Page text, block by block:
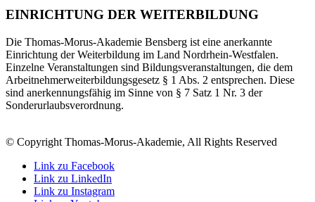
EINRICHTUNG DER WEITERBILDUNG
Die Thomas-Morus-Akademie Bensberg ist eine anerkannte
Einrichtung der Weiterbildung im Land Nordrhein-Westfalen.
Einzelne Veranstaltungen sind Bildungsveranstaltungen, die dem
Arbeitnehmerweiterbildungsgesetz § 1 Abs. 2 entsprechen. Diese
sind anerkennungsfähig im Sinne von § 7 Satz 1 Nr. 3 der
Sonderurlaubsverordnung.
© Copyright Thomas-Morus-Akademie, All Rights Reserved
Link zu Facebook
Link zu LinkedIn
Link zu Instagram